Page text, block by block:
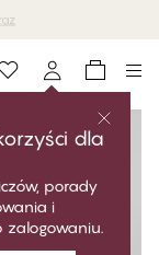
dla
porady
i